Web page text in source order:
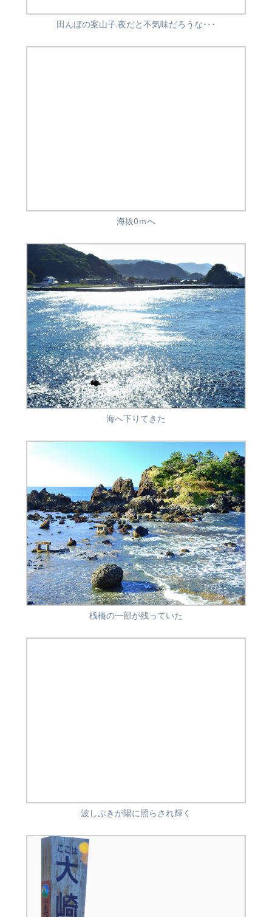
田んぼの案山子.夜だと不気味だろうな･･･
海抜0ｍへ
海へ下りてきた
桟橋の一部が残っていた
波しぶきが陽に照らされ輝く